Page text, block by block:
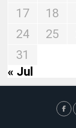
17
18
24
25
31
« Jul